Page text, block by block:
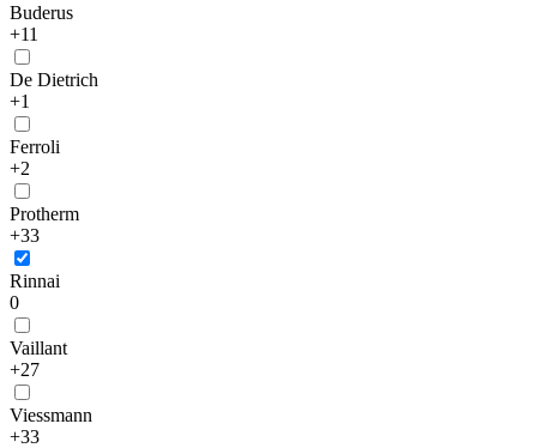
Buderus
+11
De Dietrich
+1
Ferroli
+2
Protherm
+33
Rinnai
0
Vaillant
+27
Viessmann
+33